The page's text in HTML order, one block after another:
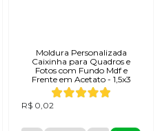
Moldura Personalizada
Caixinha para Quadros e
Fotos com Fundo Mdf e
Frente em Acetato - 1,5x3
R$ 0,02